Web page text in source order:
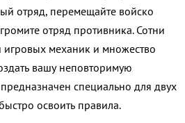
отряд, перемещайте войско
отряд противника. Сотни
игровых механик и множество
вашу неповторимую
специально для двух
освоить правила.